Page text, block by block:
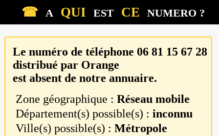
☎ A QUI EST CE NUMERO ?
Le numéro de téléphone 06 81 15 67 28
distribué par Orange
est absent de notre annuaire.
Zone géographique :Réseau mobile
Département(s) possible(s) :inconnu
Ville(s) possible(s) :Métropole